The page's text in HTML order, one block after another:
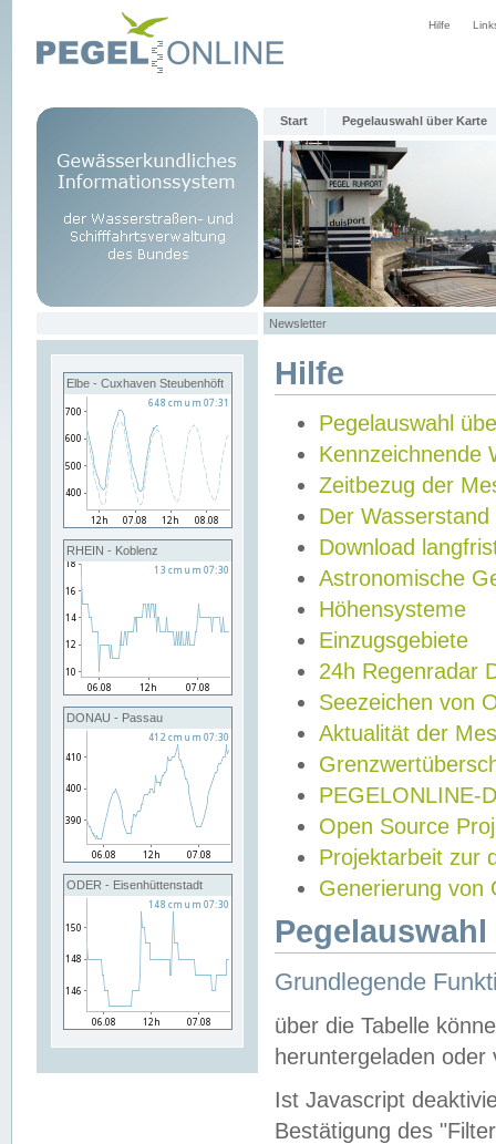
Hilfe
Start Pegelauswahl über Karte
Newsletter
Elbe - Cuxhaven Steubenhöft
RHEIN - Koblenz
DONAU - Passau
ODER - Eisenhüttenstadt
Hilfe
Pegelauswahl
Kennzeichnende
Zeitbezug der
Der Wasserstand
Download
Astronomische
Höhensysteme
Einzugsgebiete
24h Regenradar
Seezeichen von
Aktualität der
PEGELONLINE-
Open Source
Projektarbeit zur
Generierung von
Grundlegende
über die Tabelle
heruntergeladen oder
Ist Javascript
Bestätigung des